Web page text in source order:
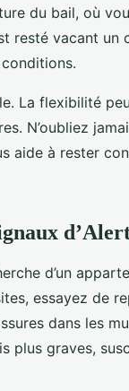
du bail, où
resté vacant
La flexibilité
N’oubliez
aide à rester
d’un
essayez de
dans les
plus graves,